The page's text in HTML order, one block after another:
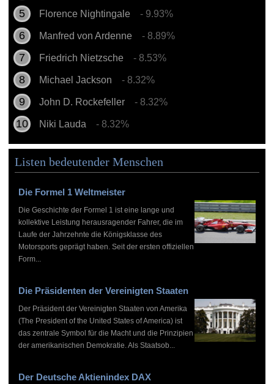
Florence Nightingale - 9.93%
Manfred von Ardenne - 8.89%
Friedrich Nietzsche - 8.53%
Michael Jackson - 8.32%
John D. Rockefeller - 8.32%
Niki Lauda - 8.32%
Listen bedeutender Menschen
Die Formel 1 Weltmeister
Die Geschichte der Formel 1 ist eine lange und
kollektive Leistung herausragender Fahrer, die im
Laufe der Jahrzehnte die Königsklasse des
Motorsports geprägt haben. Seit der ersten offiziellen
Form...
Die Präsidenten der Vereinigten Staaten
Der Präsident der Vereinigten Staaten von Amerika
(The President of the United States of America) ist
das zentrale Symbol für die Macht und die Prinzipien
der amerikanischen Demokratie. Als Staatsob...
Der Deutsche Aktienindex DAX